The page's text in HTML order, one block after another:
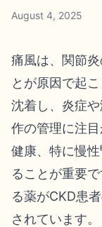
August 4, 2025
痛風は、関節
とが原因で起
沈着し、炎症
作の管理に注
健康、特に慢
ることが重要
る薬がCKD患
されています。